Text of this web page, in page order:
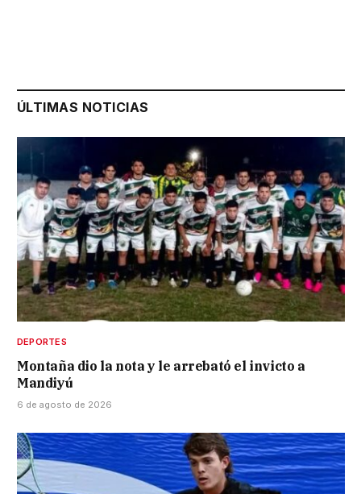
ÚLTIMAS NOTICIAS
DEPORTES
Montaña dio la nota y le arrebató el invicto a
Mandiyú
6 de agosto de 2026